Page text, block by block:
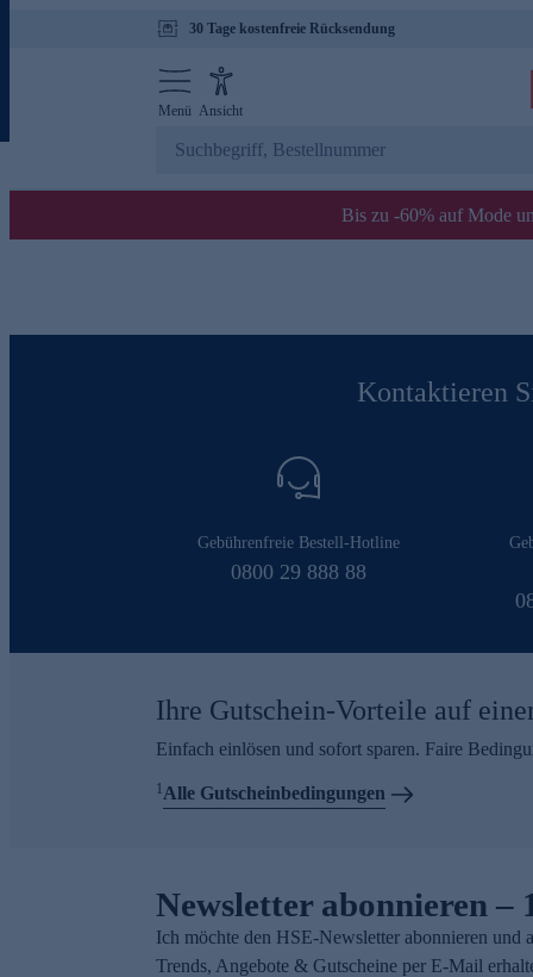
30 Tage kostenfreie Rücksendung
Menü Ansicht
Bis zu -60% auf Mode
Kontaktieren
Gebührenfreie Bestell-Hotline
0800 29 888 88
Ihre Gutschein-Vorteile auf
Einfach einlösen und sofort sparen. Faire
1Alle Gutscheinbedingungen
Newsletter abonnieren –
Ich möchte den HSE-Newsletter abonnieren und
Trends, Angebote & Gutscheine per E-Mail